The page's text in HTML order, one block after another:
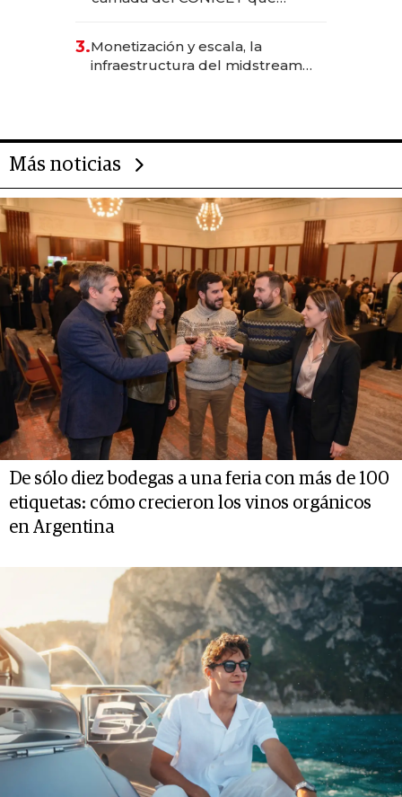
3.Monetización y escala, la
infraestructura del midstream
Más noticias
De sólo diez bodegas a una feria con más de 100
etiquetas: cómo crecieron los vinos orgánicos
en Argentina